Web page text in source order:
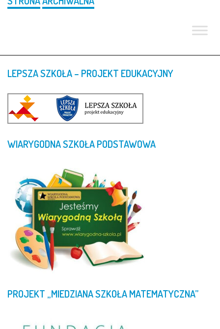
LEPSZASZKOŁA– PROJEKT EDUKACYJNY
WIARYGODNASZKOŁAPODSTAWOWA
PROJEKT „MIEDZIANASZKOŁAMATEMATYCZNA”